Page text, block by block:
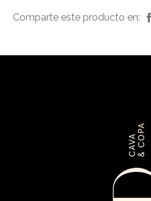
Comparte este producto en: